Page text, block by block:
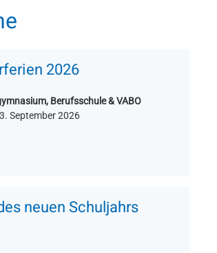
2026
Berufsschule & VABO
September 2026
neuen Schuljahrs